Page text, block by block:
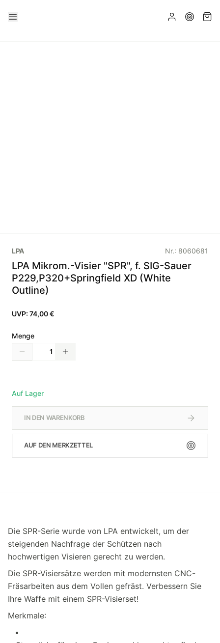
LPA Nr.: 8060681
LPA Mikrom.-Visier "SPR", f. SIG-Sauer
P229,P320+Springfield XD (White
Outline)
UVP: 74,00 €
Menge
Auf Lager
IN DEN WARENKORB
AUF DEN MERKZETTEL
Die SPR-Serie wurde von LPA entwickelt, um der
steigenden Nachfrage der Schützen nach
hochwertigen Visieren gerecht zu werden.
Die SPR-Visiersätze werden mit modernsten CNC-
Fräsarbeiten aus dem Vollen gefräst. Verbessern Sie
Ihre Waffe mit einem SPR-Visierset!
Merkmale: